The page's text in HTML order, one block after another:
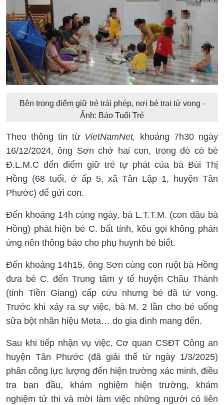
Bên trong điểm giữ trẻ trái phép, nơi bé trai tử vong -
Ảnh: Báo Tuổi Trẻ
Theo thông tin từ VietNamNet,
khoảng 7h30 ngày
16/12/2024, ông Sơn chở hai con, trong đó có bé
Đ.L.M.C đến điểm giữ trẻ tự phát của bà Bùi Thị
Hồng (68 tuổi, ở ấp 5, xã Tân Lập 1, huyện Tân
Phước) để gửi con.
Đến khoảng 14h cùng ngày, bà L.T.T.M. (con dâu bà
Hồng) phát hiện bé C. bất tỉnh, kêu gọi không phản
ứng nên thông báo cho phụ huynh bé biết.
Đến khoảng 14h15, ông Sơn cùng con ruột bà Hồng
đưa bé C. đến Trung tâm y tế huyện Châu Thành
(tỉnh Tiền Giang) cấp cứu nhưng bé đã tử vong.
Trước khi xảy ra sự việc, bà M. 2 lần cho bé uống
sữa bột nhãn hiệu Meta… do gia đình mang đến.
Sau khi tiếp nhận vụ việc, Cơ quan CSĐT Công an
huyện Tân Phước (đã giải thể từ ngày 1/3/2025)
phân công lực lượng đến hiện trường xác minh, điều
tra ban đầu, khám nghiệm hiện trường, khám
nghiệm tử thi và mời làm việc những người có liên